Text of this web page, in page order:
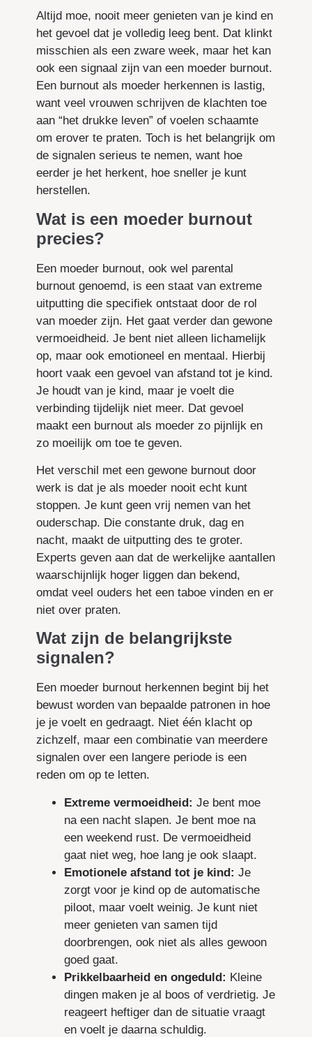
Altijd moe, nooit meer genieten van je kind en
het gevoel dat je volledig leeg bent. Dat klinkt
misschien als een zware week, maar het kan
ook een signaal zijn van een moeder burnout.
Een burnout als moeder herkennen is lastig,
want veel vrouwen schrijven de klachten toe
aan “het drukke leven” of voelen schaamte
om erover te praten. Toch is het belangrijk om
de signalen serieus te nemen, want hoe
eerder je het herkent, hoe sneller je kunt
herstellen.
Wat is een moeder burnout
precies?
Een moeder burnout, ook wel parental
burnout genoemd, is een staat van extreme
uitputting die specifiek ontstaat door de rol
van moeder zijn. Het gaat verder dan gewone
vermoeidheid. Je bent niet alleen lichamelijk
op, maar ook emotioneel en mentaal. Hierbij
hoort vaak een gevoel van afstand tot je kind.
Je houdt van je kind, maar je voelt die
verbinding tijdelijk niet meer. Dat gevoel
maakt een burnout als moeder zo pijnlijk en
zo moeilijk om toe te geven.
Het verschil met een gewone burnout door
werk is dat je als moeder nooit echt kunt
stoppen. Je kunt geen vrij nemen van het
ouderschap. Die constante druk, dag en
nacht, maakt de uitputting des te groter.
Experts geven aan dat de werkelijke aantallen
waarschijnlijk hoger liggen dan bekend,
omdat veel ouders het een taboe vinden en er
niet over praten.
Wat zijn de belangrijkste
signalen?
Een moeder burnout herkennen begint bij het
bewust worden van bepaalde patronen in hoe
je je voelt en gedraagt. Niet één klacht op
zichzelf, maar een combinatie van meerdere
signalen over een langere periode is een
reden om op te letten.
Extreme vermoeidheid: Je bent moe
na een nacht slapen. Je bent moe na
een weekend rust. De vermoeidheid
gaat niet weg, hoe lang je ook slaapt.
Emotionele afstand tot je kind: Je
zorgt voor je kind op de automatische
piloot, maar voelt weinig. Je kunt niet
meer genieten van samen tijd
doorbrengen, ook niet als alles gewoon
goed gaat.
Prikkelbaarheid en ongeduld: Kleine
dingen maken je al boos of verdrietig. Je
reageert heftiger dan de situatie vraagt
en voelt je daarna schuldig.